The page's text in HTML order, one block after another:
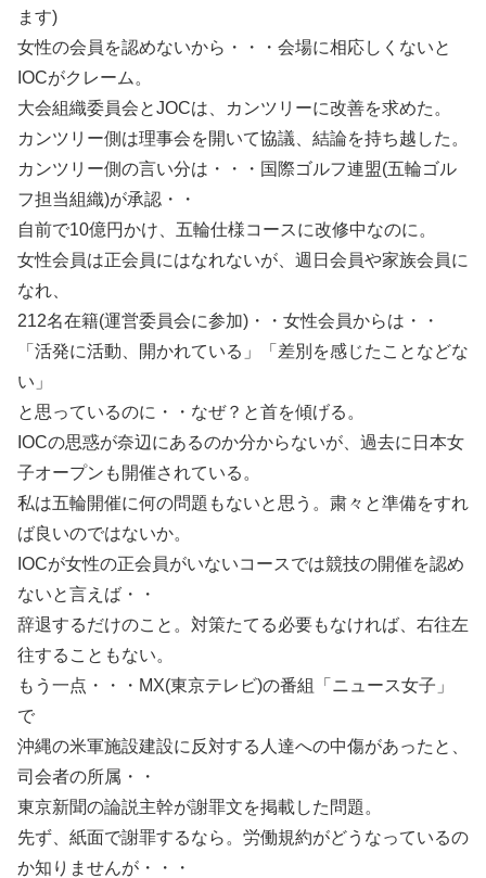
ます)
女性の会員を認めないから・・・会場に相応しくないと
IOCがクレーム。
大会組織委員会とJOCは、カンツリーに改善を求めた。
カンツリー側は理事会を開いて協議、結論を持ち越した。
カンツリー側の言い分は・・・国際ゴルフ連盟(五輪ゴル
フ担当組織)が承認・・
自前で10億円かけ、五輪仕様コースに改修中なのに。
女性会員は正会員にはなれないが、週日会員や家族会員に
なれ、
212名在籍(運営委員会に参加)・・女性会員からは・・
「活発に活動、開かれている」「差別を感じたことなどな
い」
と思っているのに・・なぜ？と首を傾げる。
IOCの思惑が奈辺にあるのか分からないが、過去に日本女
子オープンも開催されている。
私は五輪開催に何の問題もないと思う。粛々と準備をすれ
ば良いのではないか。
IOCが女性の正会員がいないコースでは競技の開催を認め
ないと言えば・・
辞退するだけのこと。対策たてる必要もなければ、右往左
往することもない。
もう一点・・・MX(東京テレビ)の番組「ニュース女子」
で
沖縄の米軍施設建設に反対する人達への中傷があったと、
司会者の所属・・
東京新聞の論説主幹が謝罪文を掲載した問題。
先ず、紙面で謝罪するなら。労働規約がどうなっているの
か知りませんが・・・